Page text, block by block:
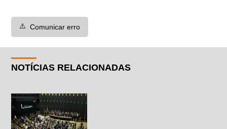
⚠️ Comunicar erro
NOTÍCIAS RELACIONADAS